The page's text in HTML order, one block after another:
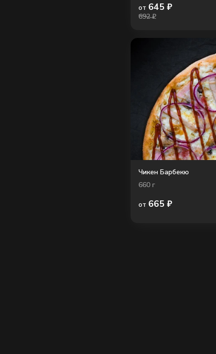
от 645 ₽
692 ₽
Чикен Барбекю
660 г
от 665 ₽